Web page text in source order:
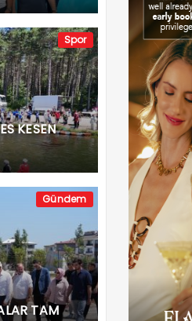
Spor
KESEN
Gündem
TAM